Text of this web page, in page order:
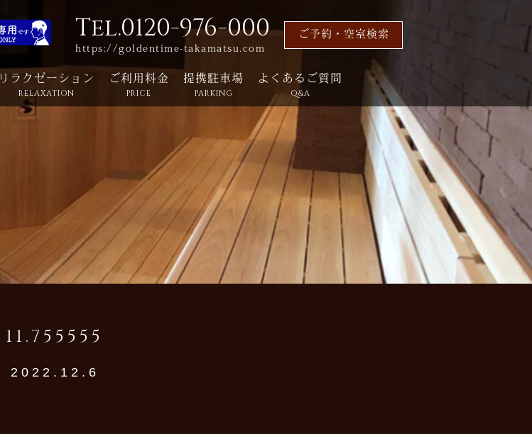
Tel.0120-976-000
https://goldentime-takamatsu.com
リラクゼーション
RELAXATION
ご利用料金
PRICE
提携駐車場
PARKING
よくあるご質問
Q&A
ご予約・空室検索
11.755555
2022.12.6